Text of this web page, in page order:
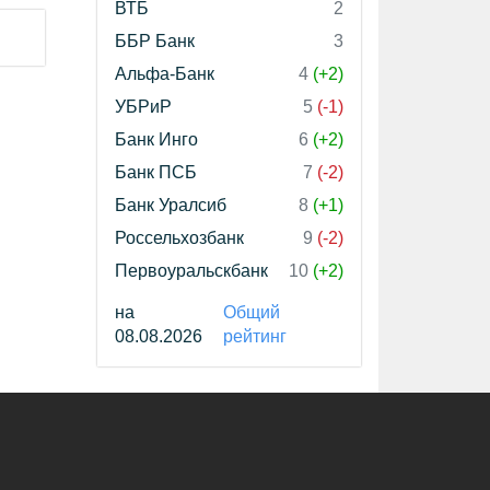
ВТБ
2
ББР Банк
3
Альфа-Банк
4 (+2)
УБРиР
5 (-1)
Банк Инго
6 (+2)
Банк ПСБ
7 (-2)
Банк Уралсиб
8 (+1)
Россельхозбанк
9 (-2)
Первоуральскбанк
10 (+2)
на
08.08.2026
Общий
рейтинг